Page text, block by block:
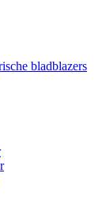
bladblazers